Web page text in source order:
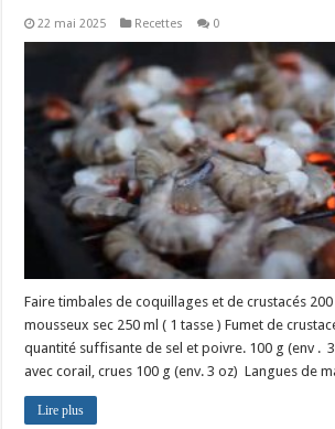
22 mai 2025 Recettes 0
Faire timbales de coquillages et de crustacés
mousseux sec 250 ml ( 1 tasse ) Fumet de
quantité suffisante de sel et poivre. 100 g (env .
avec corail, crues 100 g (env. 3 oz) Langues de
Lire plus